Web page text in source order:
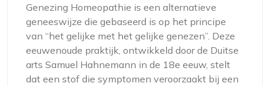
Genezing Homeopathie is een alternatieve
geneeswijze die gebaseerd is op het principe
van “het gelijke met het gelijke genezen”. Deze
eeuwenoude praktijk, ontwikkeld door de Duitse
arts Samuel Hahnemann in de 18e eeuw, stelt
dat een stof die symptomen veroorzaakt bij een